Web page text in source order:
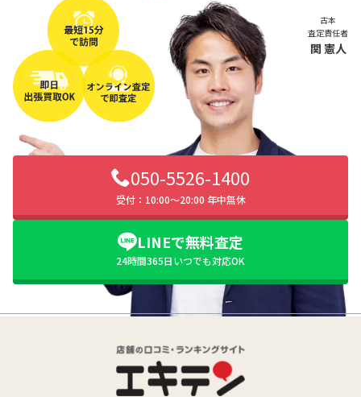
古本
査定責任者
関 憲人
050-5526-1400
受付：10:00〜20:00 年中無休
LINEで無料査定
24時間365日いつでも対応OK